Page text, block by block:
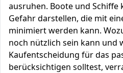
ausruhen. Boote und Schiffe
Gefahr darstellen, die mit
minimiert werden kann.
noch nützlich sein kann und
Kaufentscheidung für das
berücksichtigen solltest,